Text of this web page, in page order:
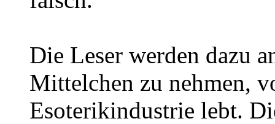
Die Leser werden dazu
Mittelchen zu nehmen,
Esoterikindustrie lebt.